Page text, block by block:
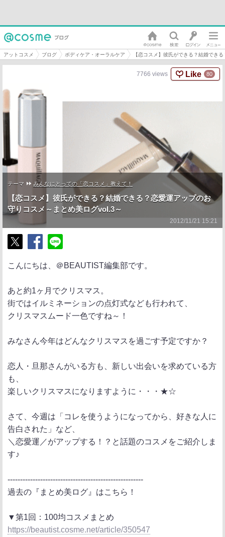
アットコスメ ブログ ボディケア・オーラルケア 【恋コスメ】彼氏ができる？結婚でき
7766 views Like 80
テーマ みんなにとっての「恋コスメ」教えて！
【恋コスメ】彼氏ができる？結婚できる？恋愛運アップのお
守りコスメ～まとめ美ログvol.3～
2012/11/21 15:21
ト
ア
こんにちは、＠BEAUTIST編集部です。
あと約1ヶ月でクリスマス。
街ではイルミネーションの点灯式なども行われて、
クリスマスムード一色ですね～！
みなさん今年はどんなクリスマスを過ごす予定ですか？
恋人・旦那さんがいる方も、新しい出会いを求めている方
も、
楽しいクリスマスになりますように・・・★☆
さて、今週は「コレを使うようになってから、好きな人に
告白された」など、
＼恋愛運／がアップする！？と話題のコスメをご紹介しま
す♪
------------------------------------------------------
過去の『まとめ美ログ』はこちら！
▼第1回：100均コスメまとめ
https://beautist.cosme.net/article/350547